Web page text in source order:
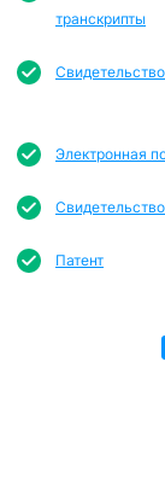
транскрипты
Электронная
Патент